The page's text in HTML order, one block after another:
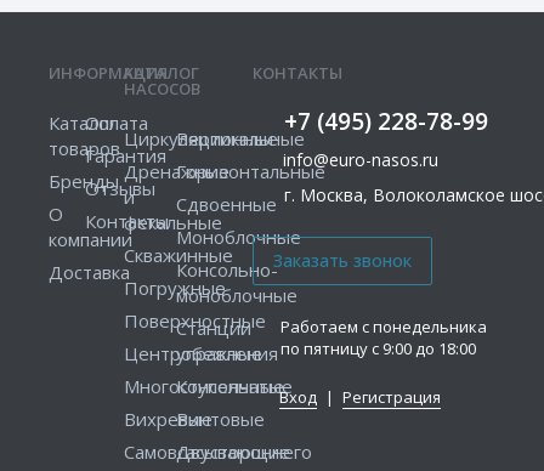
КОНТАКТЫ
+7 (495) 228-78-99
info@euro-nasos.ru
г. Москва, Волоколамское
Работаем с понедельника
по пятницу с 9:00 до 18:00
Вход | Регистрация
ИНФОРМАЦИЯ
Каталог
товаров
Бренды
О
компании
Доставка
Оплата
Гарантия
Отзывы
Контакты
КАТАЛОГ
НАСОСОВ
Циркуляционные
Дренажные
и
фекальные
Скважинные
Погружные
Поверхностные
Центробежные
Многоступенчатые
Вихревые
Самовсасывающие
Вертикальные
Горизонтальные
Сдвоенные
Моноблочные
Консольно-
моноблочные
Станции
управления
Консольные
Винтовые
Двустороннего